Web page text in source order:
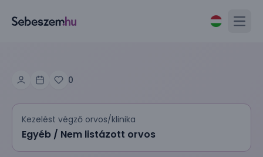
0
Kezelést végző orvos/klinika
Egyéb / Nem listázott orvos